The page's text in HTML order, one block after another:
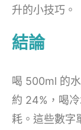
升的小技巧。
結論
喝 500ml 的
約 24%，喝
耗。這些數字